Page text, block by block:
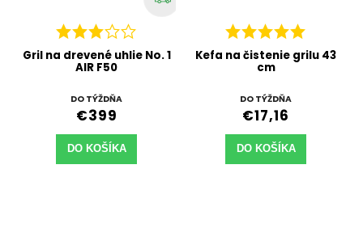
Gril na drevené uhlie No. 1
AIR F50
DO TÝŽDŇA
€399
DO KOŠÍKA
Kefa na čistenie grilu 43
cm
DO TÝŽDŇA
€17,16
DO KOŠÍKA